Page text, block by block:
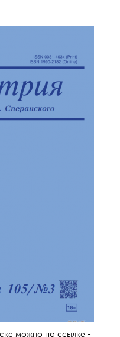
можно по ссылке -